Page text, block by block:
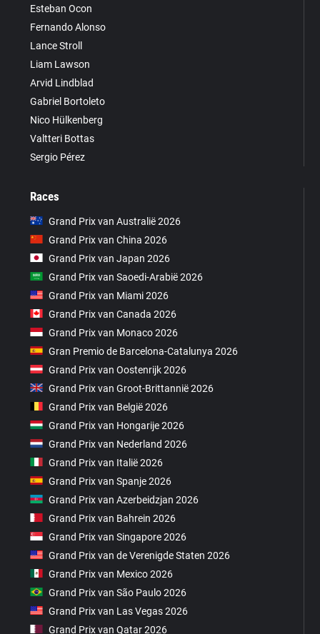
Esteban Ocon
Fernando Alonso
Lance Stroll
Liam Lawson
Arvid Lindblad
Gabriel Bortoleto
Nico Hülkenberg
Valtteri Bottas
Sergio Pérez
Races
Grand Prix van Australië 2026
Grand Prix van China 2026
Grand Prix van Japan 2026
Grand Prix van Saoedi-Arabië 2026
Grand Prix van Miami 2026
Grand Prix van Canada 2026
Grand Prix van Monaco 2026
Gran Premio de Barcelona-Catalunya 2026
Grand Prix van Oostenrijk 2026
Grand Prix van Groot-Brittannië 2026
Grand Prix van België 2026
Grand Prix van Hongarije 2026
Grand Prix van Nederland 2026
Grand Prix van Italië 2026
Grand Prix van Spanje 2026
Grand Prix van Azerbeidzjan 2026
Grand Prix van Bahrein 2026
Grand Prix van Singapore 2026
Grand Prix van de Verenigde Staten 2026
Grand Prix van Mexico 2026
Grand Prix van São Paulo 2026
Grand Prix van Las Vegas 2026
Grand Prix van Qatar 2026